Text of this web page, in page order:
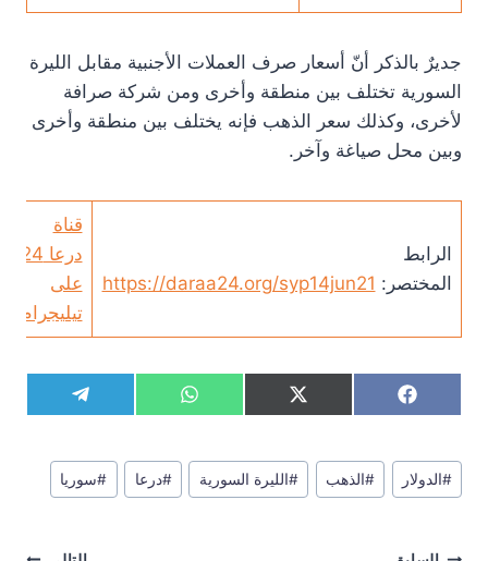
جديرٌ بالذكر أنّ أسعار صرف العملات الأجنبية مقابل الليرة
السورية تختلف بين منطقة وأخرى ومن شركة صرافة
لأخرى، وكذلك سعر الذهب فإنه يختلف بين منطقة وأخرى
وبين محل صياغة وآخر.
الرابط
المختصر: https://daraa24.org/syp14jun21
قناة
درعا 24
على
تيليجرام
S
h
r
e
o
F
a
e
b
o
S
h
r
e
o
X
(
w
i
t
S
h
r
o
W
h
t
A
S
h
r
e
o
T
e
e
g
r
وسوم
المقال:
#الدولار #الذهب #الليرة السورية #درعا #سوريا